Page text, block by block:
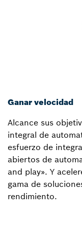
Ganar velocidad
Alcance sus
integral de
esfuerzo de
abiertos de
and play». Y
gama de
rendimiento.